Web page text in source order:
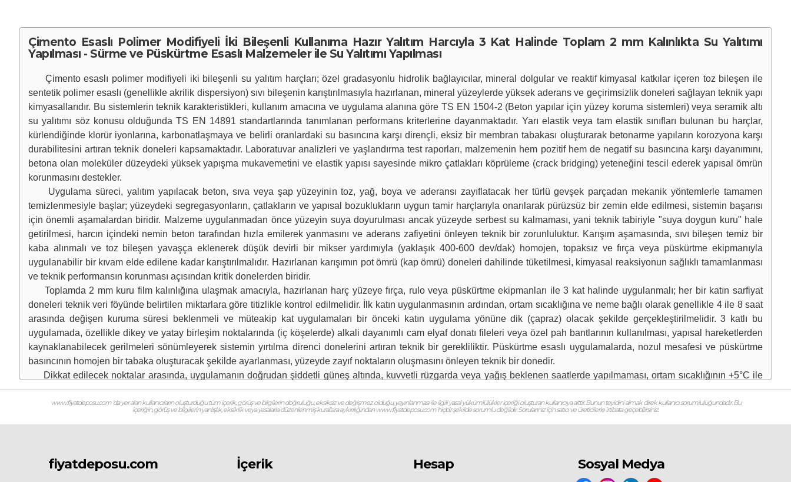
Çimento Esaslı Polimer Modifiyeli İki Bileşenli Kullanıma Hazır Yalıtım Harcıyla 3 Kat Halinde Toplam 2 mm Kalınlıkta Su Yalıtımı
Yapılması - Sürme ve Püskürtme Esaslı Malzemeler ile Su Yalıtımı Yapılması
Çimento esaslı polimer modifiyeli iki bileşenli su yalıtım harçları; özel gradasyonlu hidrolik bağlayıcılar, mineral dolgular ve reaktif kimyasal katkılar içeren toz bileşen ile
sentetik polimer esaslı (genellikle akrilik dispersiyon) sıvı bileşenin karıştırılmasıyla hazırlanan, mineral yüzeylerde yüksek aderans ve geçirimsizlik doneleri sağlayan teknik yapı
kimyasallarıdır. Bu sistemlerin teknik karakteristikleri, kullanım amacına ve uygulama alanına göre TS EN 1504-2 (Beton yapılar için yüzey koruma sistemleri) veya seramik altı
su yalıtımı söz konusu olduğunda TS EN 14891 standartlarında tanımlanan performans kriterlerine dayanmaktadır. Yarı elastik veya tam elastik sınıfları bulunan bu harçlar,
kürlendiğinde klorür iyonlarına, karbonatlaşmaya ve belirli oranlardaki su basıncına karşı dirençli, eksiz bir membran tabakası oluşturarak betonarme yapıların korozyona karşı
durabilitesini artıran teknik doneleri kapsamaktadır. Laboratuvar analizleri ve yaşlandırma test raporları, malzemenin hem pozitif hem de negatif su basıncına karşı dayanımını,
betona olan moleküler düzeydeki yüksek yapışma mukavemetini ve elastik yapısı sayesinde mikro çatlakları köprüleme (crack bridging) yeteneğini tescil ederek yapısal ömrün
korunmasını destekler.
Uygulama süreci, yalıtım yapılacak beton, sıva veya şap yüzeyinin toz, yağ, boya ve aderansı zayıflatacak her türlü gevşek parçadan mekanik yöntemlerle tamamen
temizlenmesiyle başlar; yüzeydeki segregasyonların, çatlakların ve yapısal bozuklukların uygun tamir harçlarıyla onarılarak pürüzsüz bir zemin elde edilmesi, sistemin başarısı
için önemli aşamalardan biridir. Malzeme uygulanmadan önce yüzeyin suya doyurulması ancak yüzeyde serbest su kalmaması, yani teknik tabiriyle "suya doygun kuru" hale
getirilmesi, harcın içindeki nemin beton tarafından hızla emilerek yanmasını ve aderans zafiyetini önleyen teknik bir zorunluluktur. Karışım aşamasında, sıvı bileşen temiz bir
kaba alınmalı ve toz bileşen yavaşça eklenerek düşük devirli bir mikser yardımıyla (yaklaşık 400-600 dev/dak) homojen, topaksız ve fırça veya püskürtme ekipmanıyla
uygulanabilir bir kıvam elde edilene kadar karıştırılmalıdır. Hazırlanan karışımın pot ömrü (kap ömrü) doneleri dahilinde tüketilmesi, kimyasal reaksiyonun sağlıklı tamamlanması
ve teknik performansın korunması açısından kritik donelerden biridir.
Toplamda 2 mm kuru film kalınlığına ulaşmak amacıyla, hazırlanan harç yüzeye fırça, rulo veya püskürtme ekipmanları ile 3 kat halinde uygulanmalı; her bir katın sarfiyat
doneleri teknik veri föyünde belirtilen miktarlara göre titizlikle kontrol edilmelidir. İlk katın uygulanmasının ardından, ortam sıcaklığına ve neme bağlı olarak genellikle 4 ile 8 saat
arasında değişen kuruma süresi beklenmeli ve müteakip kat uygulamaları bir önceki katın uygulama yönüne dik (çapraz) olacak şekilde gerçekleştirilmelidir. 3 katlı bu
uygulamada, özellikle dikey ve yatay birleşim noktalarında (iç köşelerde) alkali dayanımlı cam elyaf donatı fileleri veya özel pah bantlarının kullanılması, yapısal hareketlerden
kaynaklanabilecek gerilmeleri sönümleyerek sistemin yırtılma direnci donelerini artıran teknik bir gerekliliktir. Püskürtme esaslı uygulamalarda, nozul mesafesi ve püskürtme
basıncının homojen bir tabaka oluşturacak şekilde ayarlanması, yüzeyde zayıf noktaların oluşmasını önleyen teknik bir donedir.
Dikkat edilecek noktalar arasında, uygulamanın doğrudan şiddetli güneş altında, kuvvetli rüzgarda veya yağış beklenen saatlerde yapılmaması, ortam sıcaklığının +5°C ile
+30°C aralığında olması yer alır; tam kürlenme gerçekleşene kadar yüzeyin dondan ve ani kurumadan korunması, film tabakasında mikro çatlamaların oluşmaması için gereklidir.
Uygulama tamamlanıp tam kuruma sağlandıktan sonra, yalıtım tabakasının üzerinde yürünecekse veya mekanik darbelere maruz kalacaksa üzerine şap, seramik veya drenaj
Kullanıcılar arasında; iki bileşenli çimento esaslı su yalıtım fiyatları 2026, 2 mm kalınlıkta 3 kat sürme yalıtım m2 maliyeti, güncel polimer modifiyeli harç birim fiyat listesi, TS
EN 1504-2 3 kat yalıtım pozu ve uygulama maliyeti, en ucuz tam elastik su yalıtım malzemesi aramaları, 33 kg set yalıtım sarfiyatı ve birim maliyeti, işçilik dahil temel perde
www.fiyatdeposu.com ‘da yer alan kullanıcıların oluşturduğu tüm içerik, görüş ve bilgilerin doğruluğu, eksiksiz ve değişmez olduğu, yayınlanması ile ilgili yasal yükümlülükler içeriği oluşturan kullanıcıya aittir. Bunun teyidini almak direk kullanıcı sorumluluğundadır. Bu
içeriğin, görüş ve bilgilerin yanlışlık, eksiklik veya yasalarla düzenlenmiş kurallara aykırılığından www.fiyatdeposu.com hiçbir şekilde sorumlu değildir. Sorularınız için satıcı ve üreticilerle irtibata geçebilirsiniz.
fiyatdeposu.com İçerik Hesap Sosyal Medya